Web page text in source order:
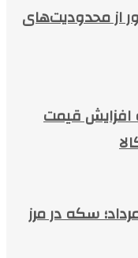
از محدودیت‌های
افزایش قیمت
سکه در مرز